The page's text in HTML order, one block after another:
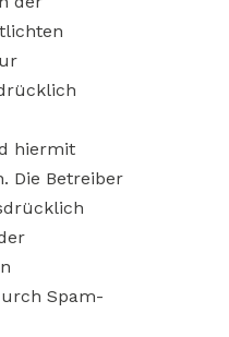
hiermit
Die Betreiber
Spam-